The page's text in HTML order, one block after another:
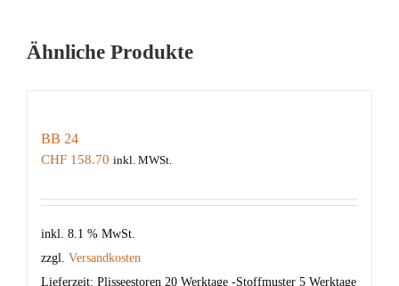
Ähnliche Produkte
BB 24
CHF 158.70 inkl. MWSt.
inkl. 8.1 % MwSt.
zzgl. Versandkosten
Lieferzeit: Plisseestoren 20 Werktage -Stoffmuster 5 Werktage